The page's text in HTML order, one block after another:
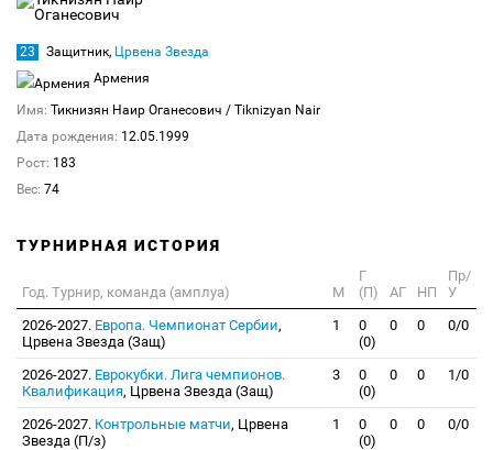
23 Защитник, Црвена Звезда
Армения
Имя: Тикнизян Наир Оганесович / Tiknizyan Nair
Дата рождения: 12.05.1999
Рост: 183
Вес: 74
ТУРНИРНАЯ ИСТОРИЯ
Год. Турнир, команда (амплуа) М
Г
(П)
АГ НП
Пр/
У
2026-2027. Европа. Чемпионат Сербии,
Црвена Звезда (Защ)
1
0
(0)
0 0 0/0
2026-2027. Еврокубки. Лига чемпионов.
Квалификация, Црвена Звезда (Защ)
3
0
(0)
0 0 1/0
2026-2027. Контрольные матчи, Црвена
Звезда (П/з)
1
0
(0)
0 0 0/0